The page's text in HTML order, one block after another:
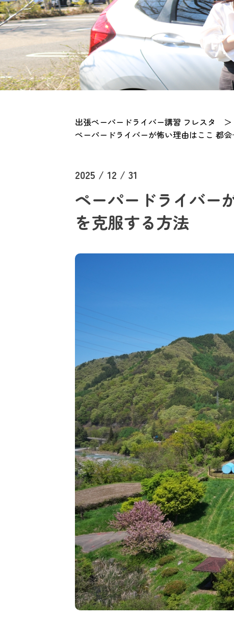
出張ペーパードライバー講習 フレスタ ＞
ペーパードライバーが怖い理由はここ 都
2025 / 12 / 31
ペーパードライバー
を克服する方法